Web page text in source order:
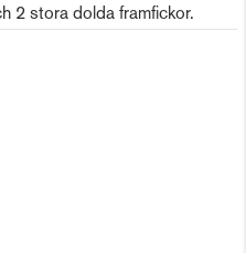
2 stora dolda framfickor.